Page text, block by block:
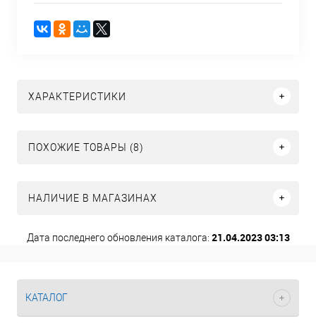
ХАРАКТЕРИСТИКИ
ПОХОЖИЕ ТОВАРЫ (8)
НАЛИЧИЕ В МАГАЗИНАХ
Дата последнего обновления каталога: 21.04.2023 03:13
КАТАЛОГ